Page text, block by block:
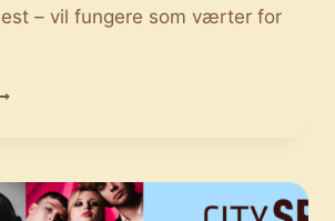
– vil fungere som værter for